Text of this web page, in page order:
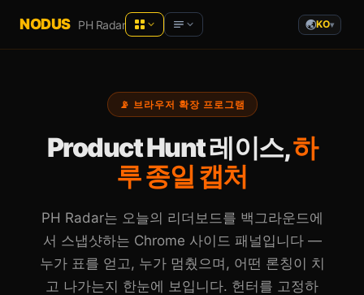
NODUS PH Radar
NODUS AI
AI 대화를 구조화된 지식으로
YT Radar
YouTube 영상 순위를 실시간으로
HN Radar
PH Radar
기록과 함께 보는 Product Hunt
Workspace
브라우저에서 메모·문서·파일
Product Hunt — Live analytics
YouTube — Live analytics
Communities
Recommended tools
KO▾
📡 브라우저 확장 프로그램
Product Hunt 레이스,하
루 종일 캡처
PH Radar는 오늘의 리더보드를 백그라운드에
서 스냅샷하는 Chrome 사이드 패널입니다 —
누가 표를 얻고, 누가 멈췄으며, 어떤 론칭이 치
고 나가는지 한눈에 보입니다. 헌터를 고정하